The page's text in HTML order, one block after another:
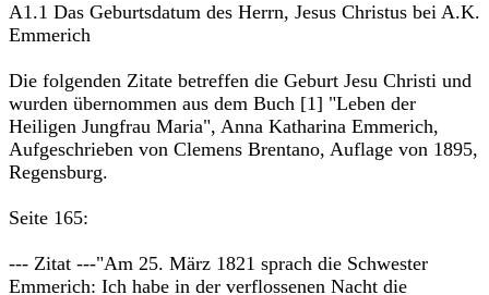
A1.1 Das Geburtsdatum des Herrn, Jesus Christus bei A.K.
Emmerich
Die folgenden Zitate betreffen die Geburt Jesu Christi und
wurden übernommen aus dem Buch [1] "Leben der
Heiligen Jungfrau Maria", Anna Katharina Emmerich,
Aufgeschrieben von Clemens Brentano, Auflage von 1895,
Regensburg.
Seite 165:
--- Zitat ---"Am 25. März 1821 sprach die Schwester
Emmerich: Ich habe in der verflossenen Nacht die